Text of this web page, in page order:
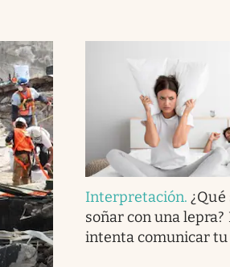
Interpretación.
soñar con una lepra?
intenta comunicar